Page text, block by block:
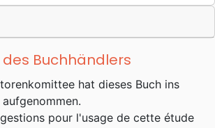
Buchhändlers
hat dieses Buch ins
pour l'usage de cette étude